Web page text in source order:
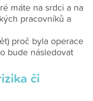
máte na srdci a na
pracovníků a
proč byla operace
bude následovat
či